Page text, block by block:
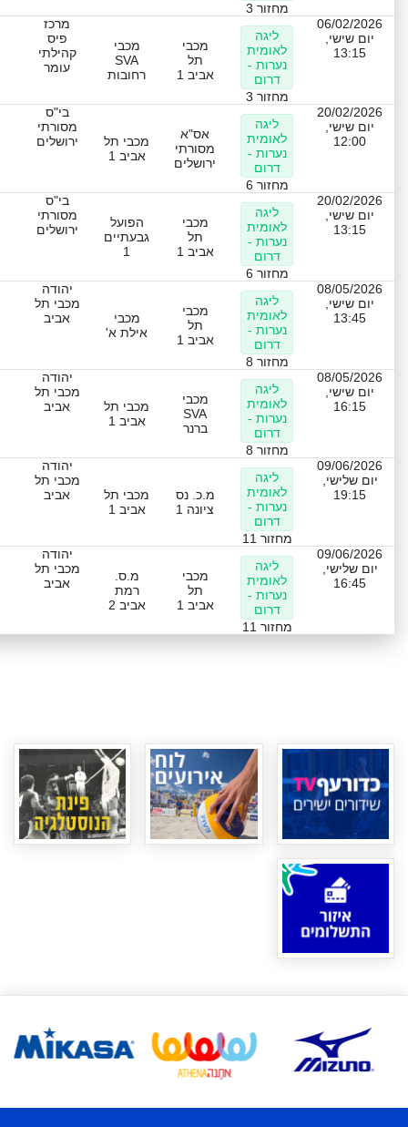
מחזור 3
06/02/2026
יום שישי,
13:15
ליגה
לאומית
נערות -
דרום
מחזור 3
מכבי
תל
אביב 1
מכבי
SVA
רחובות
מרכז
פיס
קהילתי
עומר
20/02/2026
יום שישי,
12:00
ליגה
לאומית
נערות -
דרום
מחזור 6
אס"א
מסורתי
ירושלים
מכבי תל
אביב 1
בי"ס
מסורתי
ירושלים
20/02/2026
יום שישי,
13:15
ליגה
לאומית
נערות -
דרום
מחזור 6
מכבי
תל
אביב 1
הפועל
גבעתיים
1
בי"ס
מסורתי
ירושלים
08/05/2026
יום שישי,
13:45
ליגה
לאומית
נערות -
דרום
מחזור 8
מכבי
תל
אביב 1
מכבי
אילת א'
יהודה
מכבי תל
אביב
08/05/2026
יום שישי,
16:15
ליגה
לאומית
נערות -
דרום
מחזור 8
מכבי
SVA
ברנר
מכבי תל
אביב 1
יהודה
מכבי תל
אביב
09/06/2026
יום שלישי,
19:15
ליגה
לאומית
נערות -
דרום
מחזור 11
מ.כ. נס
ציונה 1
מכבי תל
אביב 1
יהודה
מכבי תל
אביב
09/06/2026
יום שלישי,
16:45
ליגה
לאומית
נערות -
דרום
מחזור 11
מכבי
תל
אביב 1
מ.ס.
רמת
אביב 2
יהודה
מכבי תל
אביב